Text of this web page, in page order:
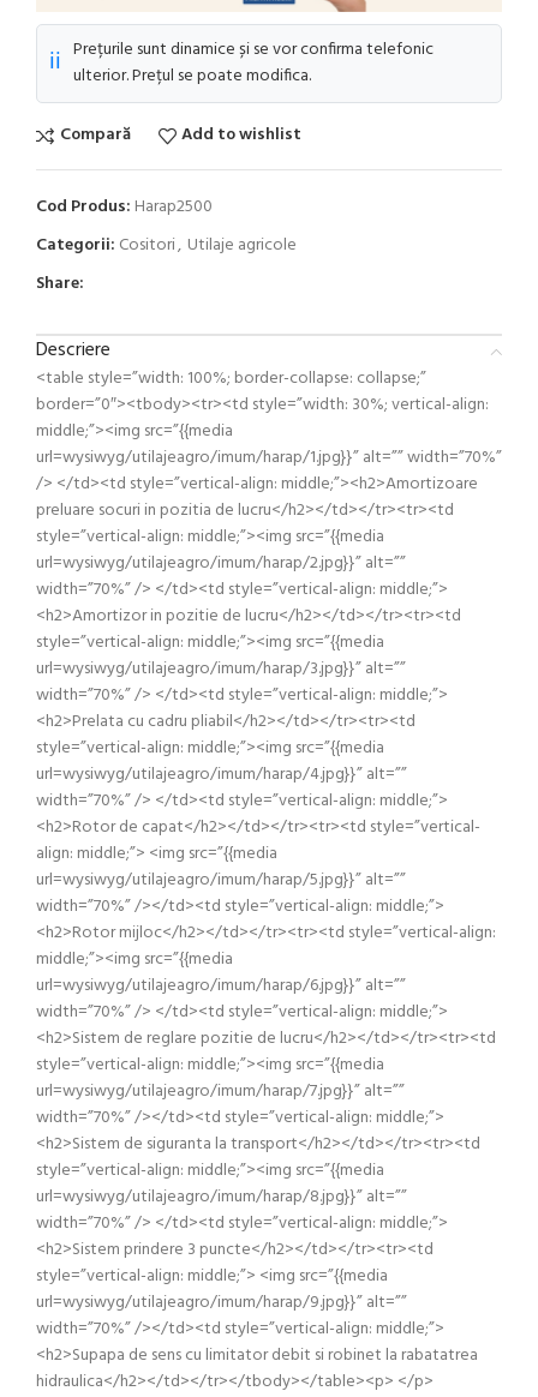
ℹ️ Prețurile sunt dinamice și se vor confirma telefonic
ulterior. Prețul se poate modifica.
Compară Add to wishlist
Cod Produs: Harap2500
Categorii: Cositori, Utilaje agricole
Share:
Descriere
<table style=”width: 100%; border-collapse: collapse;”
border=”0″><tbody><tr><td style=”width: 30%; vertical-align:
middle;”><img src=”{{media
url=wysiwyg/utilajeagro/imum/harap/1.jpg}}” alt=”” width=”70%”
/> </td><td style=”vertical-align: middle;”><h2>Amortizoare
preluare socuri in pozitia de lucru</h2></td></tr><tr><td
style=”vertical-align: middle;”><img src=”{{media
url=wysiwyg/utilajeagro/imum/harap/2.jpg}}” alt=””
width=”70%” /> </td><td style=”vertical-align: middle;”>
<h2>Amortizor in pozitie de lucru</h2></td></tr><tr><td
style=”vertical-align: middle;”><img src=”{{media
url=wysiwyg/utilajeagro/imum/harap/3.jpg}}” alt=””
width=”70%” /> </td><td style=”vertical-align: middle;”>
<h2>Prelata cu cadru pliabil</h2></td></tr><tr><td
style=”vertical-align: middle;”><img src=”{{media
url=wysiwyg/utilajeagro/imum/harap/4.jpg}}” alt=””
width=”70%” /> </td><td style=”vertical-align: middle;”>
<h2>Rotor de capat</h2></td></tr><tr><td style=”vertical-
align: middle;”> <img src=”{{media
url=wysiwyg/utilajeagro/imum/harap/5.jpg}}” alt=””
width=”70%” /></td><td style=”vertical-align: middle;”>
<h2>Rotor mijloc</h2></td></tr><tr><td style=”vertical-align:
middle;”><img src=”{{media
url=wysiwyg/utilajeagro/imum/harap/6.jpg}}” alt=””
width=”70%” /> </td><td style=”vertical-align: middle;”>
<h2>Sistem de reglare pozitie de lucru</h2></td></tr><tr><td
style=”vertical-align: middle;”><img src=”{{media
url=wysiwyg/utilajeagro/imum/harap/7.jpg}}” alt=””
width=”70%” /></td><td style=”vertical-align: middle;”>
<h2>Sistem de siguranta la transport</h2></td></tr><tr><td
style=”vertical-align: middle;”><img src=”{{media
url=wysiwyg/utilajeagro/imum/harap/8.jpg}}” alt=””
width=”70%” /> </td><td style=”vertical-align: middle;”>
<h2>Sistem prindere 3 puncte</h2></td></tr><tr><td
style=”vertical-align: middle;”> <img src=”{{media
url=wysiwyg/utilajeagro/imum/harap/9.jpg}}” alt=””
width=”70%” /></td><td style=”vertical-align: middle;”>
<h2>Supapa de sens cu limitator debit si robinet la rabatatrea
hidraulica</h2></td></tr></tbody></table><p> </p>